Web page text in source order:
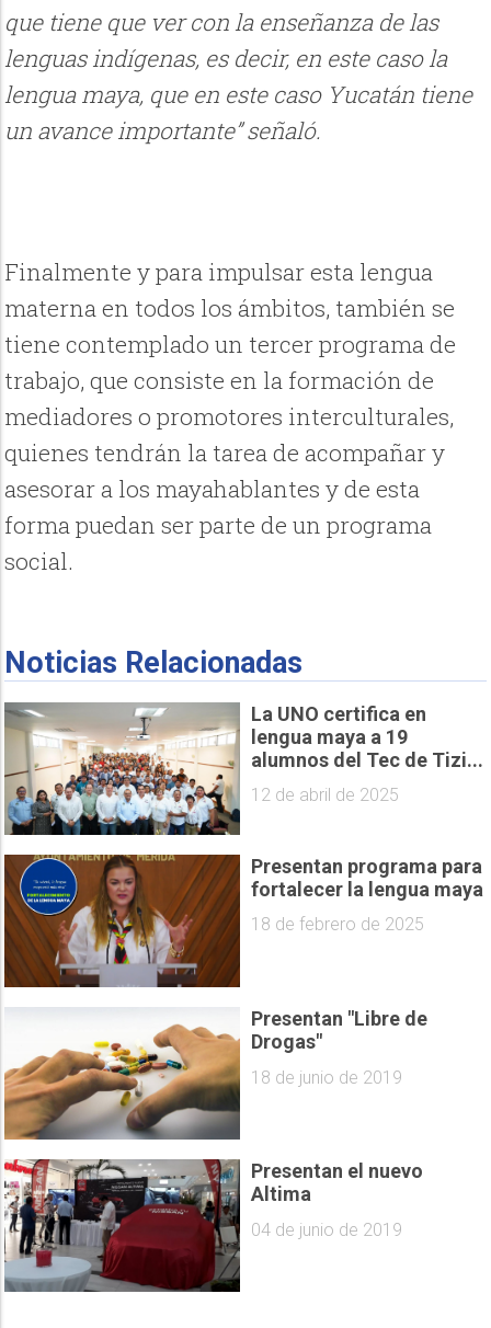
que tiene que ver con la enseñanza de las
lenguas indígenas, es decir, en este caso la
lengua maya, que en este caso Yucatán tiene
un avance importante” señaló.
Finalmente y para impulsar esta lengua
materna en todos los ámbitos, también se
tiene contemplado un tercer programa de
trabajo, que consiste en la formación de
mediadores o promotores interculturales,
quienes tendrán la tarea de acompañar y
asesorar a los mayahablantes y de esta
forma puedan ser parte de un programa
social.
Noticias Relacionadas
La UNO certifica en
lengua maya a 19
alumnos del Tec de Tizi...
12 de abril de 2025
Presentan programa para
fortalecer la lengua maya
18 de febrero de 2025
Presentan "Libre de
Drogas"
18 de junio de 2019
Presentan el nuevo
Altima
04 de junio de 2019